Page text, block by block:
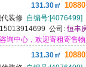
131.30㎡
装修 自编号:[4076499]
公司:恒丰
询中心，欢迎寄租寄售
131.30㎡